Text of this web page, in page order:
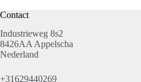
Contact
Industrieweg 8s2
8426AA Appelscha
Nederland
+31629440269